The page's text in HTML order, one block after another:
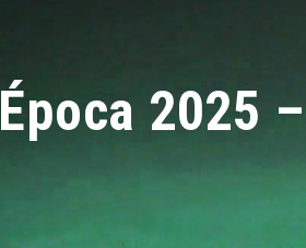
Época 2025